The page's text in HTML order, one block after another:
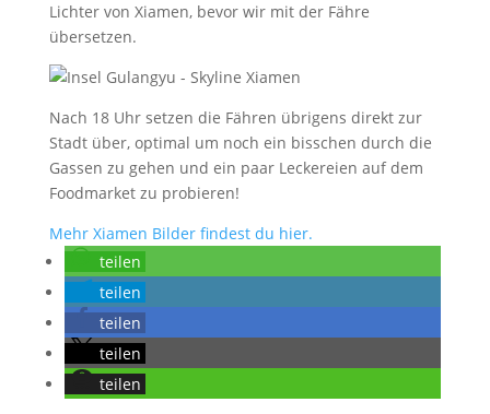
Lichter von Xiamen, bevor wir mit der Fähre
übersetzen.
Nach 18 Uhr setzen die Fähren übrigens direkt zur
Stadt über, optimal um noch ein bisschen durch die
Gassen zu gehen und ein paar Leckereien auf dem
Foodmarket zu probieren!
Mehr Xiamen Bilder findest du hier.
teilen
teilen
teilen
teilen
teilen